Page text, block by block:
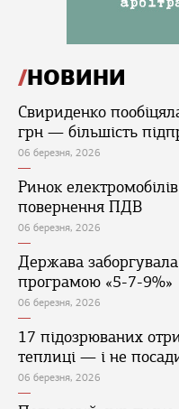
НОВИНИ
Свириденко
грн — більшість
06 березня, 2026
Ринок
повернення ПДВ
06 березня, 2026
Держава
програмою «5-7-9%»
06 березня, 2026
17 підозрюваних
теплиці — і не
06 березня, 2026